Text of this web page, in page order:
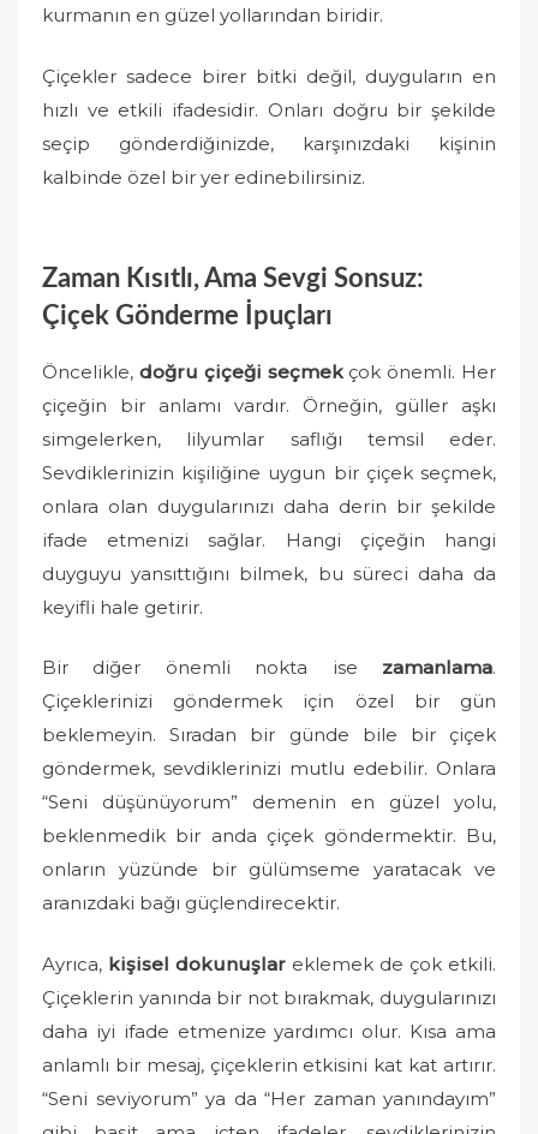
kurmanın en güzel yollarından biridir.
Çiçekler sadece birer bitki değil, duyguların en
hızlı ve etkili ifadesidir. Onları doğru bir şekilde
seçip gönderdiğinizde, karşınızdaki kişinin
kalbinde özel bir yer edinebilirsiniz.
Zaman Kısıtlı, Ama Sevgi Sonsuz:
Çiçek Gönderme İpuçları
Öncelikle, doğru çiçeği seçmekçok önemli. Her
çiçeğin bir anlamı vardır. Örneğin, güller aşkı
simgelerken, lilyumlar saflığı temsil eder.
Sevdiklerinizin kişiliğine uygun bir çiçek seçmek,
onlara olan duygularınızı daha derin bir şekilde
ifade etmenizi sağlar. Hangi çiçeğin hangi
duyguyu yansıttığını bilmek, bu süreci daha da
keyifli hale getirir.
Bir diğer önemli nokta ise zamanlama.
Çiçeklerinizi göndermek için özel bir gün
beklemeyin. Sıradan bir günde bile bir çiçek
göndermek, sevdiklerinizi mutlu edebilir. Onlara
“Seni düşünüyorum” demenin en güzel yolu,
beklenmedik bir anda çiçek göndermektir. Bu,
onların yüzünde bir gülümseme yaratacak ve
aranızdaki bağı güçlendirecektir.
Ayrıca, kişisel dokunuşlar eklemek de çok etkili.
Çiçeklerin yanında bir not bırakmak, duygularınızı
daha iyi ifade etmenize yardımcı olur. Kısa ama
anlamlı bir mesaj, çiçeklerin etkisini kat kat artırır.
“Seni seviyorum” ya da “Her zaman yanındayım”